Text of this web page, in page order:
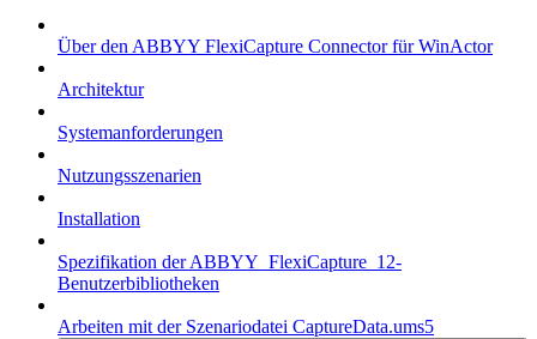
Über den ABBYY FlexiCapture Connector für WinActor
Architektur
Systemanforderungen
Nutzungsszenarien
Installation
Spezifikation der ABBYY_FlexiCapture_12-
Benutzerbibliotheken
Arbeiten mit der Szenariodatei CaptureData.ums5